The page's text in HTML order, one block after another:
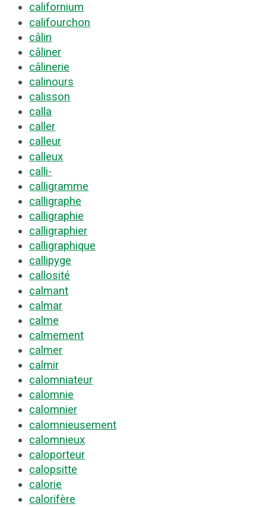
californium
califourchon
câlin
câliner
câlinerie
calinours
calisson
calla
caller
calleur
calleux
calli-
calligramme
calligraphe
calligraphie
calligraphier
calligraphique
callipyge
callosité
calmant
calmar
calme
calmement
calmer
calmir
calomniateur
calomnie
calomnier
calomnieusement
calomnieux
caloporteur
calopsitte
calorie
calorifère